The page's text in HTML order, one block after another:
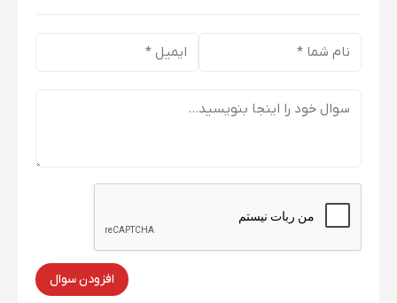
افزودن سوال